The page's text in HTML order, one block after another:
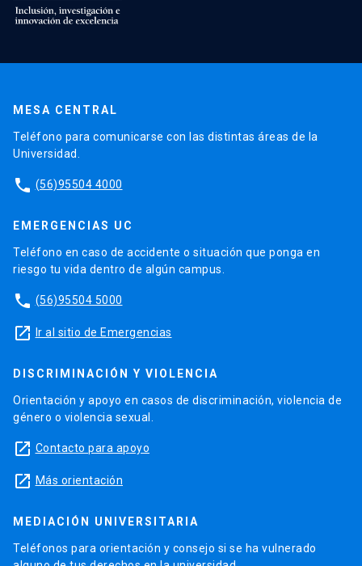
MESA CENTRAL
Teléfono para comunicarse con las distintas áreas de la
Universidad.
phone (56)95504 4000
EMERGENCIAS UC
Teléfono en caso de accidente o situación que ponga en
riesgo tu vida dentro de algún campus.
phone (56)95504 5000
launch Ir al sitio de Emergencias
DISCRIMINACIÓN Y VIOLENCIA
Orientación y apoyo en casos de discriminación, violencia de
género o violencia sexual.
launch Contacto para apoyo
launch Más orientación
MEDIACIÓN UNIVERSITARIA
Teléfonos para orientación y consejo si se ha vulnerado